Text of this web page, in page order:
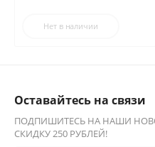
Нет в наличии
Оставайтесь на связи
ПОДПИШИТЕСЬ НА НАШИ
СКИДКУ 250 РУБЛЕЙ!